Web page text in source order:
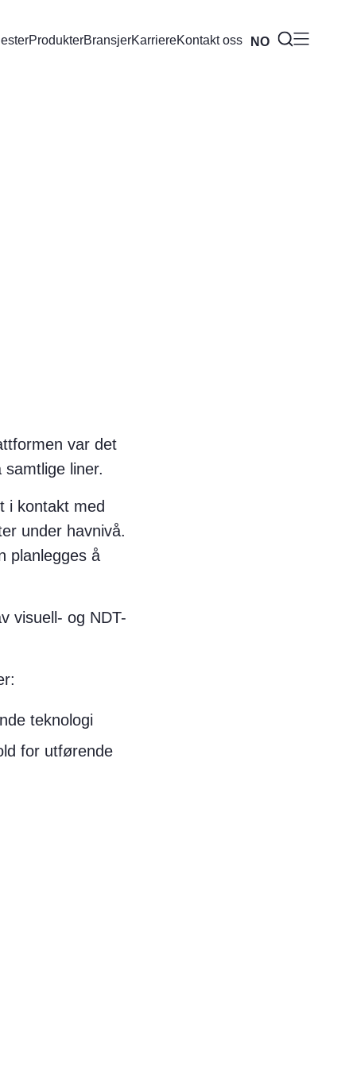
ProdukterBransjerKarriereKontakt oss
NO
var det
liner.
i kontakt med
under havnivå.
planlegges å
visuell- og NDT-
teknologi
for utførende